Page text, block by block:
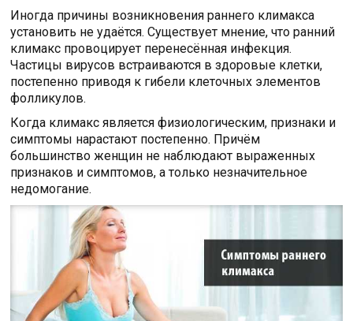
Иногда причины возникновения раннего климакса
установить не удаётся. Существует мнение, что ранний
климакс провоцирует перенесённая инфекция.
Частицы вирусов встраиваются в здоровые клетки,
постепенно приводя к гибели клеточных элементов
фолликулов.
Когда климакс является физиологическим, признаки и
симптомы нарастают постепенно. Причём
большинство женщин не наблюдают выраженных
признаков и симптомов, а только незначительное
недомогание.